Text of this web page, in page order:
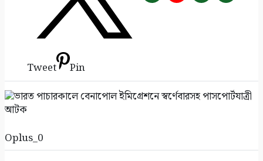
সাতক্ষীরায় ৪৭তম জাতীয় বিজ্ঞান ও প্রযুক্তি সপ্তাহ
উদ্বোধন
সাতক্ষীরায় গহনা ছিনতাইকালে দুর্বৃত্তের ইটের আঘাতে
নারী নিহত
১০
Tweet Pin
Oplus_0